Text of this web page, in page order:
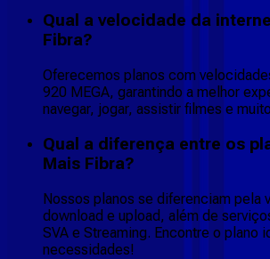
Qual a velocidade da
Fibra?
Oferecemos planos com
920 MEGA, garantindo a melhor
navegar, jogar, assistir filmes e
Qual a diferença entre os
Mais Fibra?
Nossos planos se diferenciam pela
download e upload, além de
SVA e Streaming. Encontre o plano
necessidades!